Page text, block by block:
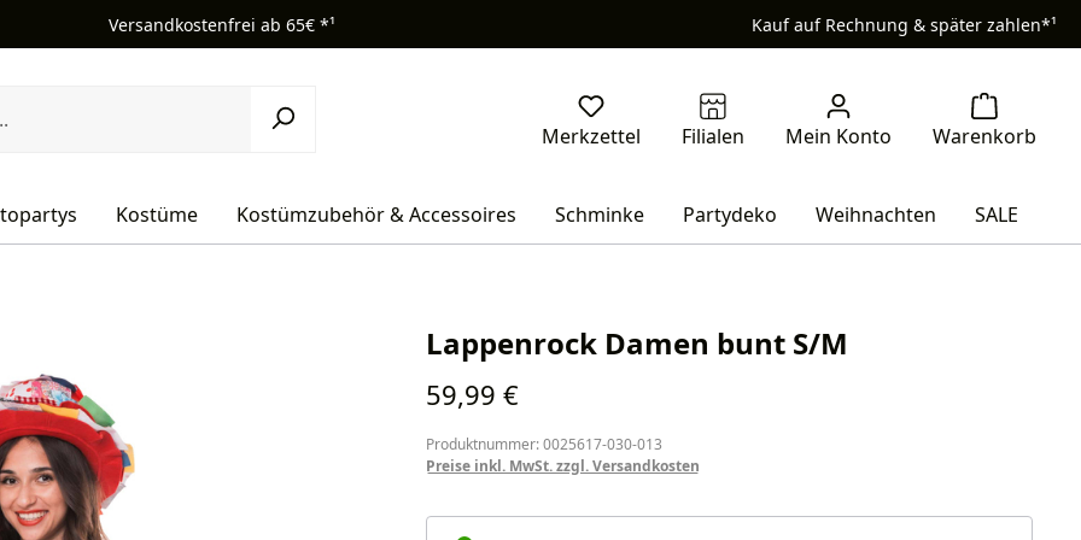
Versandkostenfrei ab 65€ *¹ Kauf auf Rechnung & später zahlen*¹
Kostüme Kostümzubehör & Accessoires Schminke Partydeko Weihnachten SALE
Lappenrock Damen bunt S/M
Regulärer Preis:
59,99 €
Produktnummer: 0025617-030-013
Preise inkl. MwSt. zzgl. Versandkosten